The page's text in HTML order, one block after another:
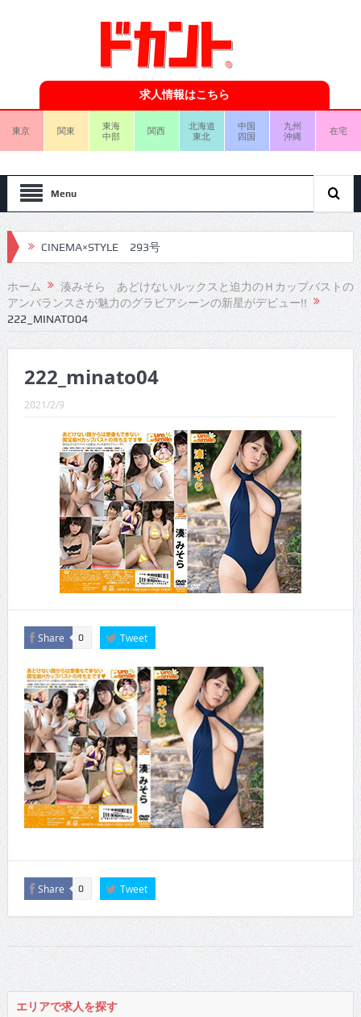
求人情報はこちら
東京 関東
東海
中部
関西
北海道
東北
中国
四国
九州
沖縄
在宅
Menu
CINEMA×STYLE 293号
CINEMA×STYLE 292号
CINEMA×STYLE 291号
CINEMA×STYLE 290号
CINEMA×STYLE 289号
CINEMA×STYLE 288号
CINEMA×STYLE 287号
CINEMA×STYLE 286号
CINEMA×STYLE 285号
CINEMA×STYLE 294号
ホーム
湊みそら あどけないルックスと迫力のＨカップバストの
アンバランスさが魅力のグラビアシーンの新星がデビュー!!
222_MINATO04
222_minato04
2021/2/9
Share 0 Tweet
Share 0 Tweet
エリアで求人を探す